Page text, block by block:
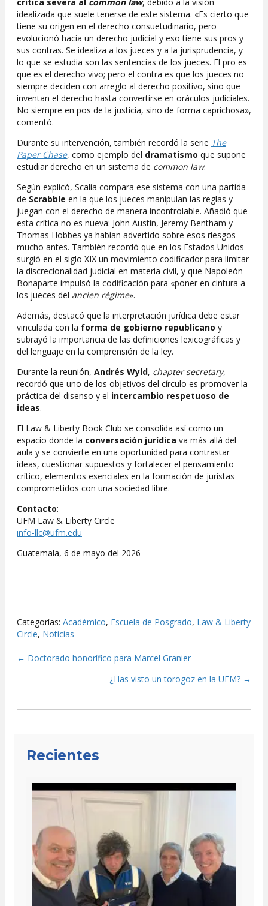
idealizada que suele tenerse de este sistema. «Es cierto que
tiene su origen en el derecho consuetudinario, pero
evolucionó hacia un derecho judicial y eso tiene sus pros y
sus contras. Se idealiza a los jueces y a la jurisprudencia, y
lo que se estudia son las sentencias de los jueces. El pro es
que es el derecho vivo; pero el contra es que los jueces no
siempre deciden con arreglo al derecho positivo, sino que
inventan el derecho hasta convertirse en oráculos judiciales.
No siempre en pos de la justicia, sino de forma caprichosa»,
comentó.
Durante su intervención, también recordó la serie The
Paper Chase, como ejemplo del dramatismo que supone
estudiar derecho en un sistema de common law.
Según explicó, Scalia compara ese sistema con una partida
de Scrabble en la que los jueces manipulan las reglas y
juegan con el derecho de manera incontrolable. Añadió que
esta crítica no es nueva: John Austin, Jeremy Bentham y
Thomas Hobbes ya habían advertido sobre esos riesgos
mucho antes. También recordó que en los Estados Unidos
surgió en el siglo XIX un movimiento codificador para limitar
la discrecionalidad judicial en materia civil, y que Napoleón
Bonaparte impulsó la codificación para «poner en cintura a
los jueces del ancien régime».
Además, destacó que la interpretación jurídica debe estar
vinculada con la forma de gobierno republicano y
subrayó la importancia de las definiciones lexicográficas y
del lenguaje en la comprensión de la ley.
Durante la reunión, Andrés Wyld, chapter secretary,
recordó que uno de los objetivos del círculo es promover la
práctica del disenso y el intercambio respetuoso de
ideas.
El Law & Liberty Book Club se consolida así como un
espacio donde la conversación jurídica va más allá del
aula y se convierte en una oportunidad para contrastar
ideas, cuestionar supuestos y fortalecer el pensamiento
crítico, elementos esenciales en la formación de juristas
comprometidos con una sociedad libre.
Contacto:
UFM Law & Liberty Circle
info-llc@ufm.edu
Guatemala, 6 de mayo del 2026
Categorías: Académico, Escuela de Posgrado, Law & Liberty
Circle, Noticias
Posts
navigation
← Doctorado honorífico para Marcel Granier
¿Has visto un torogoz en la UFM? →
Recientes